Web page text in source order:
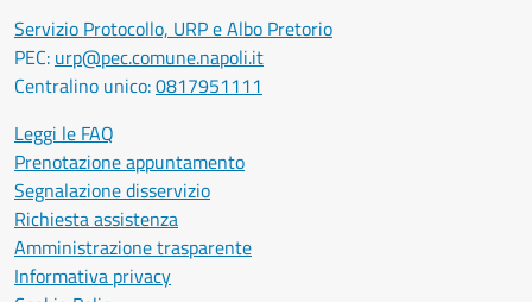
Servizio Protocollo, URP e Albo Pretorio
PEC: urp@pec.comune.napoli.it
Centralino unico:0817951111
Leggi le FAQ
Prenotazione appuntamento
Segnalazione disservizio
Richiesta assistenza
Amministrazione trasparente
Informativa privacy